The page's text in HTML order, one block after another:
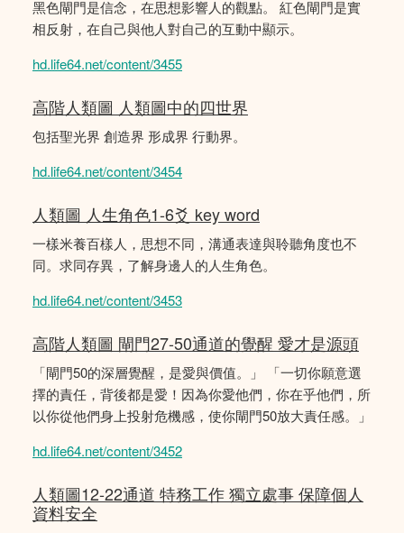
黑色閘門是信念，在思想影響人的觀點。 紅色閘門是實
相反射，在自己與他人對自己的互動中顯示。
hd.life64.net/content/3455
高階人類圖 人類圖中的四世界
包括聖光界 創造界 形成界 行動界。
hd.life64.net/content/3454
人類圖 人生角色1-6爻 key word
一樣米養百樣人，思想不同，溝通表達與聆聽角度也不
同。求同存異，了解身邊人的人生角色。
hd.life64.net/content/3453
高階人類圖 閘門27-50通道的覺醒 愛才是源頭
「閘門50的深層覺醒，是愛與價值。」 「一切你願意選
擇的責任，背後都是愛！因為你愛他們，你在乎他們，所
以你從他們身上投射危機感，使你閘門50放大責任感。」
hd.life64.net/content/3452
人類圖12-22通道 特務工作 獨立處事 保障個人
資料安全